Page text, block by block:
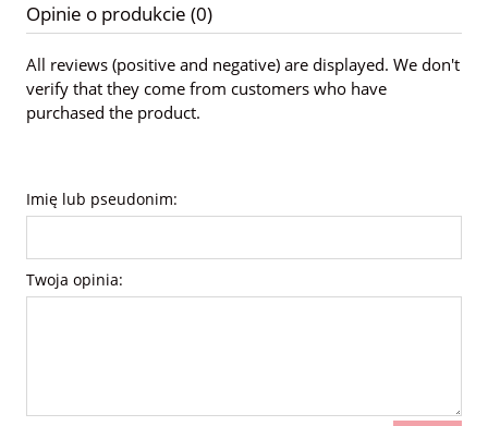
Opinie o produkcie (0)
All reviews (positive and negative) are displayed. We don't
verify that they come from customers who have
purchased the product.
Imię lub pseudonim:
Twoja opinia: